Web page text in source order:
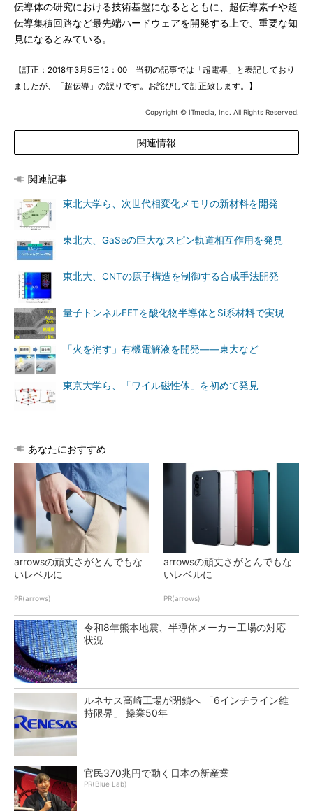
伝導体の研究における技術基盤になるとともに、超伝導素子や超
伝導集積回路など最先端ハードウェアを開発する上で、重要な知
見になるとみている。
【訂正：2018年3月5日12：00 当初の記事では「超電導」と表記しており
ましたが、「超伝導」の誤りです。お詫びして訂正致します。】
Copyright © ITmedia, Inc. All Rights Reserved.
関連情報
関連記事
東北大学ら、次世代相変化メモリの新材料を開発
東北大、GaSeの巨大なスピン軌道相互作用を発見
東北大、CNTの原子構造を制御する合成手法開発
量子トンネルFETを酸化物半導体とSi系材料で実現
「火を消す」有機電解液を開発――東大など
東京大学ら、「ワイル磁性体」を初めて発見
あなたにおすすめ
arrowsの頑丈さがとんでもな
いレベルに
PR(arrows)
arrowsの頑丈さがとんでもな
いレベルに
PR(arrows)
令和8年熊本地震、半導体メーカー工場の対応
状況
ルネサス高崎工場が閉鎖へ 「6インチライン維
持限界」 操業50年
官民370兆円で動く日本の新産業
PR(Blue Lab)